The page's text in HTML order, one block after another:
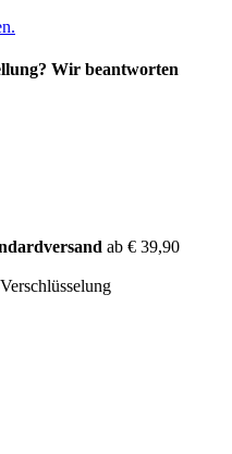
Wir beantworten
ab € 39,90